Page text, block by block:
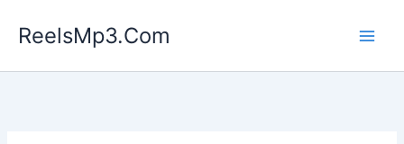
ReelsMp3.Com